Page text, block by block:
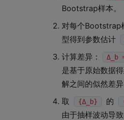
Bootstrap样本。
对每个Bootstrap
型得到参数估计
计算差异：
Δ_b
是基于原始数据
解之间的似然差异
取
{Δ_b} 的
由于抽样波动导